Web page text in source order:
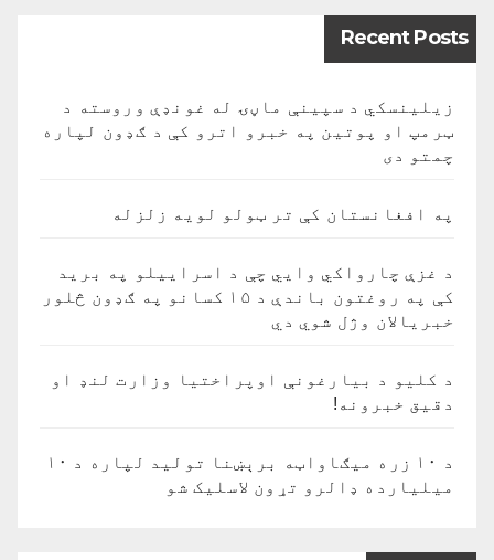
Recent Posts
زیلینسکي د سپینې ماڼۍ له غونډې وروسته د
ټرمپ او پوتین په خبرو اترو کې د ګډون لپاره
چمتو دی
په افغانستان کې تر ټولو لویه زلزله
د غزې چارواکي وايي چې د اسراییلو په برید
کې په روغتون باندې د ۱۵ کسانو په ګډون څلور
خبریالان وژل شوي دي
د کلیو د بیارغونې اوپراختیا وزارت لنډ او
دقیق خبرونه!
د ۱۰ زره میګاواټه برېښنا تولید لپاره د ۱۰
میلیارده ډالرو تړون لاسلیک شو